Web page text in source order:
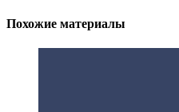
Похожие материалы